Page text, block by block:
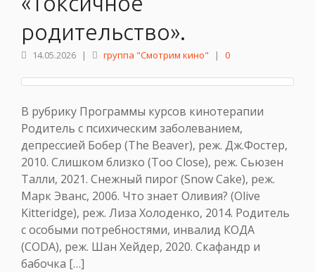
родительство».
14.05.2026 | группа "Смотрим кино" | 0
В рубрику Программы курсов кинотерапии
Родитель с психическим заболеванием,
депрессией Бобер (The Beaver), реж. Дж.Фостер,
2010. Слишком близко (Too Close), реж. Сьюзен
Талли, 2021. Снежный пирог (Snow Cake), реж.
Марк Эванс, 2006. Что знает Оливия? (Olive
Kitteridge), реж. Лиза Холоденко, 2014. Родитель
с особыми потребностями, инвалид КОДА
(CODA), реж. Шан Хейдер, 2020. Скафандр и
бабочка […]